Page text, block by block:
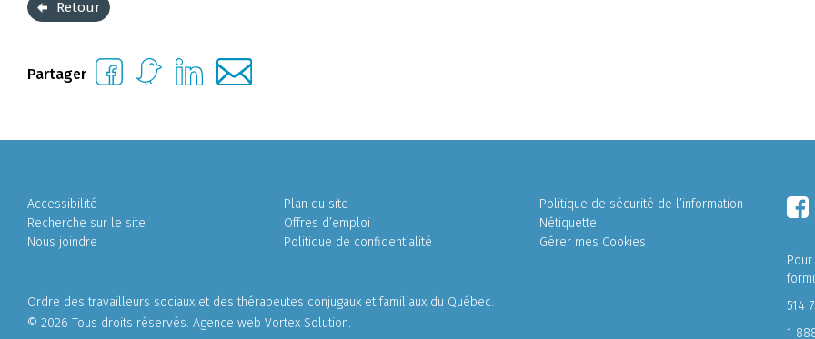
Retour
Partager
Accessibilité
Recherche sur le site
Nous joindre
Plan du site
Offres d’emploi
Politique de confidentialité
Politique de sécurité de l’information
Nétiquette
Gérer mes Cookies
Ordre des travailleurs sociaux et des thérapeutes conjugaux et familiaux du Québec.
© 2026 Tous droits réservés. Agence web Vortex Solution.
514
1